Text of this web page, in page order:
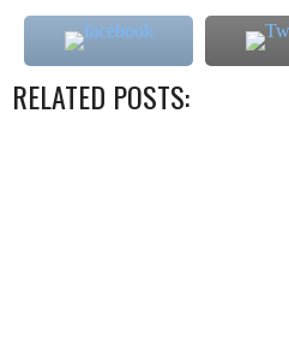
RELATED POSTS: